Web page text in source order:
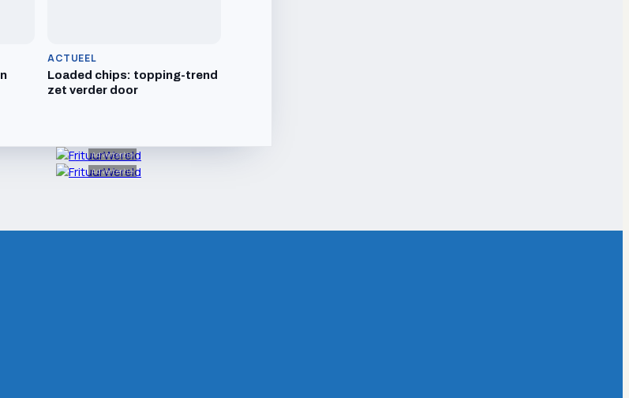
ACTUEEL
Loaded chips: topping-trend
zet verder door
Advertentie
Advertentie